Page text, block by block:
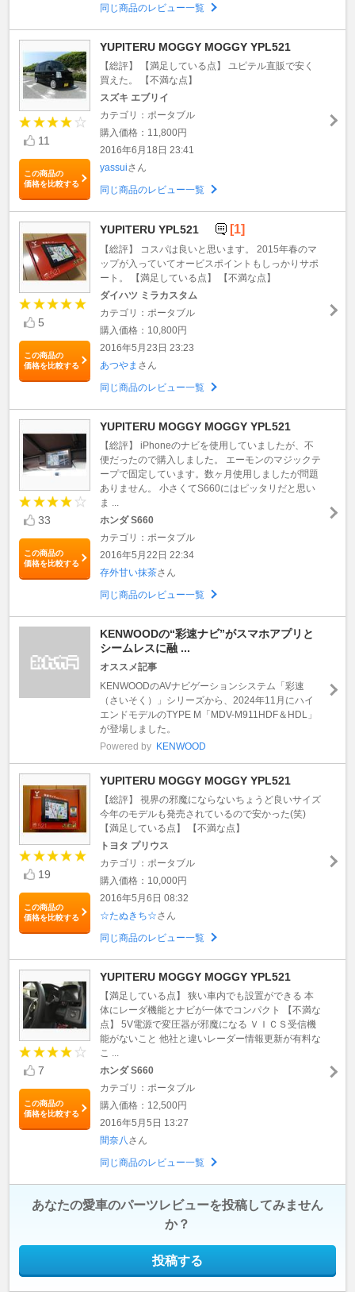
同じ商品のレビュー一覧
11
この商品の
価格を比較する
YUPITERU MOGGY MOGGY YPL521
【総評】 【満足している点】 ユピテル直販で安く
買えた。 【不満な点】
スズキ エブリイ
カテゴリ：ポータブル
購入価格：11,800円
2016年6月18日 23:41
yassuiさん
同じ商品のレビュー一覧
5
この商品の
価格を比較する
YUPITERU YPL521 [1]
【総評】 コスパは良いと思います。 2015年春のマ
ップが入っていてオービスポイントもしっかりサポ
ート。 【満足している点】 【不満な点】
ダイハツ ミラカスタム
カテゴリ：ポータブル
購入価格：10,800円
2016年5月23日 23:23
あつやま さん
同じ商品のレビュー一覧
33
この商品の
価格を比較する
YUPITERU MOGGY MOGGY YPL521
【総評】 iPhoneのナビを使用していましたが、不
便だったので購入しました。 エーモンのマジックテ
ープで固定しています。数ヶ月使用しましたが問題
ありません。 小さくてS660にはピッタリだと思い
ま ...
ホンダ S660
カテゴリ：ポータブル
2016年5月22日 22:34
存外甘い抹茶さん
同じ商品のレビュー一覧
KENWOODの“彩速ナビ”がスマホアプリと
シームレスに融 ...
オススメ記事
KENWOODのAVナビゲーションシステム「彩速
（さいそく）」シリーズから、2024年11月にハイ
エンドモデルのTYPE M「MDV-M911HDF＆HDL」
が登場しました。
Powered by KENWOOD
19
この商品の
価格を比較する
YUPITERU MOGGY MOGGY YPL521
【総評】 視界の邪魔にならないちょうど良いサイズ
今年のモデルも発売されているので安かった(笑)
【満足している点】 【不満な点】
トヨタ プリウス
カテゴリ：ポータブル
購入価格：10,000円
2016年5月6日 08:32
☆たぬきち☆さん
同じ商品のレビュー一覧
7
この商品の
価格を比較する
YUPITERU MOGGY MOGGY YPL521
【満足している点】 狭い車内でも設置ができる 本
体にレーダ機能とナビが一体でコンパクト 【不満な
点】 5V電源で変圧器が邪魔になる ＶＩＣＳ受信機
能がないこと 他社と違いレーダー情報更新が有料な
こ ...
ホンダ S660
カテゴリ：ポータブル
購入価格：12,500円
2016年5月5日 13:27
間奈八 さん
同じ商品のレビュー一覧
あなたの愛車のパーツレビューを投稿してみません
か？
投稿する